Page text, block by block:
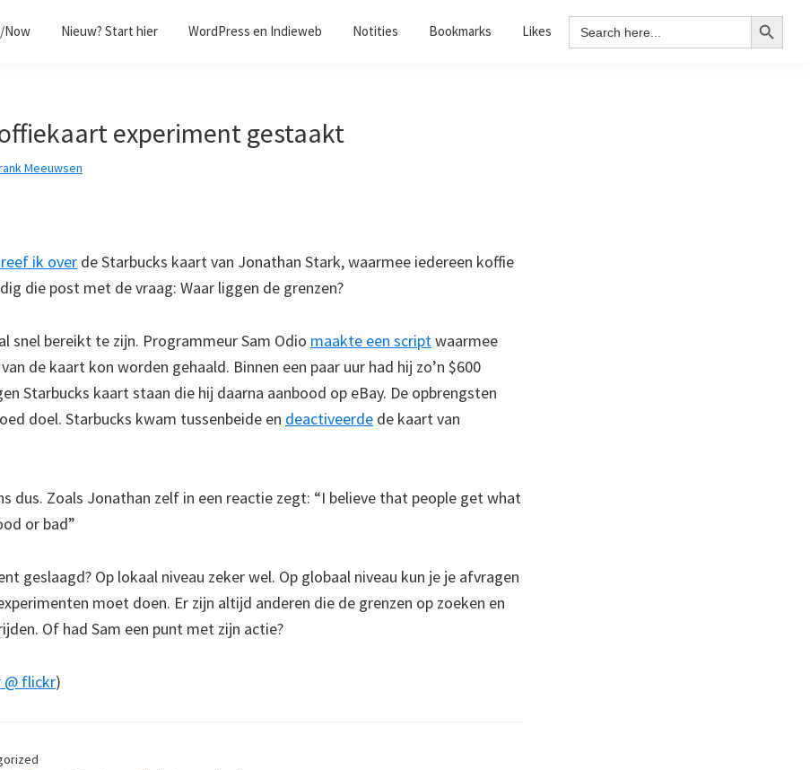
/Now Nieuw? Start hier WordPress en Indieweb Notities Bookmarks Likes Search
for:
Search Button
experiment gestaakt
Meeuwsen
ik over de Starbucks kaart van Jonathan Stark, waarmee iedereen koffie
die post met de vraag: Waar liggen de grenzen?
snel bereikt te zijn. Programmeur Sam Odio maakte een scriptwaarmee
de kaart kon worden gehaald. Binnen een paar uur had hij zo’n $600
Starbucks kaart staan die hij daarna aanbood op eBay. De opbrengsten
doel. Starbucks kwam tussenbeide en deactiveerde de kaart van
dus. Zoals Jonathan zelf in een reactie zegt: “I believe that people get what
or bad”
geslaagd? Op lokaal niveau zeker wel. Op globaal niveau kun je je afvragen
moet doen. Er zijn altijd anderen die de grenzen op zoeken en
Of had Sam een punt met zijn actie?
@ flickr)